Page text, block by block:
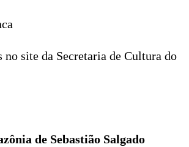
no site da Secretaria de Cultura do
de Sebastião Salgado